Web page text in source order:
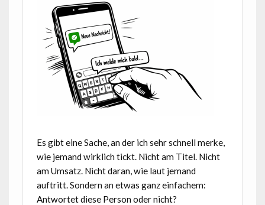
Es gibt eine Sache, an der ich sehr schnell merke,
wie jemand wirklich tickt. Nicht am Titel. Nicht
am Umsatz. Nicht daran, wie laut jemand
auftritt. Sondern an etwas ganz einfachem:
Antwortet diese Person oder nicht?